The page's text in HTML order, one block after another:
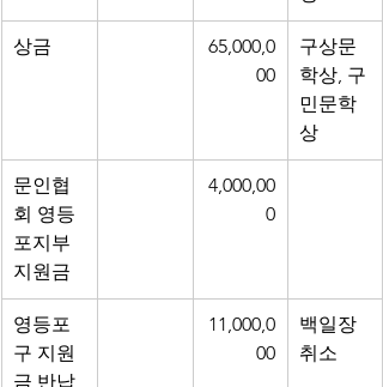
상금
65,000,0
00
구상문
학상, 구
민문학
상
문인협
회 영등
포지부
지원금
4,000,00
0
영등포
구 지원
금 반납
11,000,0
00
백일장
취소